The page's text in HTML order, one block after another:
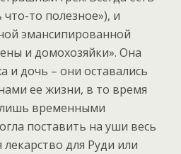
то полезное»), и
эмансипированной
и домохозяйки». Она
и дочь – они оставались
ее жизни, в то время
временными
поставить на уши весь
для Руди или